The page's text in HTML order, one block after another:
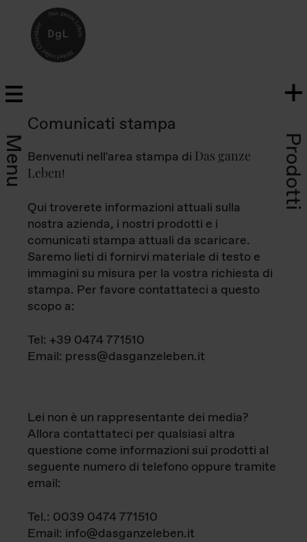
Menu Prodotti
Comunicati stampa
Benvenuti nell'area stampa di Das ganze
Leben!
Qui troverete informazioni attuali sulla
nostra azienda, i nostri prodotti e i
comunicati stampa attuali da scaricare.
Saremo lieti di fornirvi materiale di testo e
immagini su misura per la vostra richiesta di
stampa. Per favore contattateci a questo
scopo a:
Tel: +39 0474 771510
Email: press@dasganzeleben.it
Lei non è un rappresentante dei media?
Allora contattateci per qualsiasi altra
questione come informazioni sui prodotti al
seguente numero di telefono oppure tramite
email:
Tel.: 0039 0474 771510
Email: info@dasganzeleben.it